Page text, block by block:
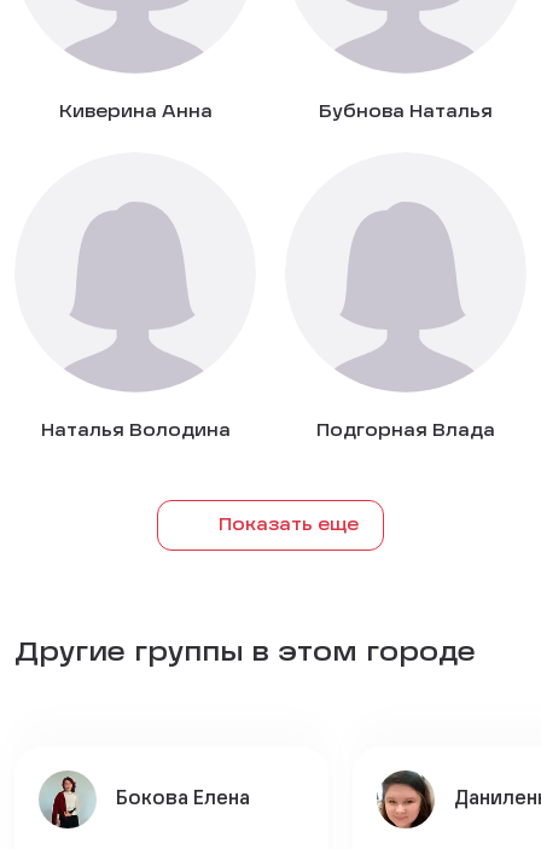
Киверина Анна Бубнова Наталья
Наталья Володина Подгорная Влада
Показать еще
Другие группы в этом городе
Бокова Елена